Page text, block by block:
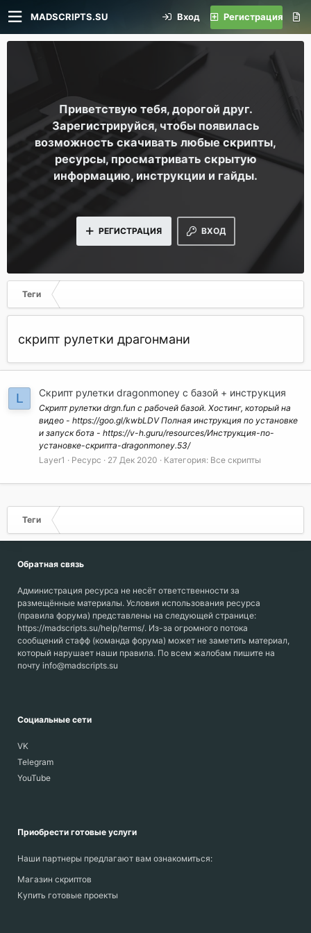
MADSCRIPTS.SU Вход Регистрация
Приветствую тебя, дорогой друг.
Зарегистрируйся, чтобы появилась
возможность скачивать любые скрипты,
ресурсы, просматривать скрытую
информацию, инструкции и гайды.
ВХОД
РЕГИСТРАЦИЯ
Теги
скрипт рулетки драгонмани
L Скрипт рулетки dragonmoney с базой + инструкция
Скрипт рулетки drgn.fun с рабочей базой. Хостинг, который на
видео - https://goo.gl/kwbLDV Полная инструкция по установке
и запуск бота - https://v-h.guru/resources/Инструкция-по-
установке-скрипта-dragonmoney.53/
Layer1
Ресурс 27 Дек 2020 Категория: Все скрипты
Теги
Обратная связь
Администрация ресурса не несёт ответственности за
размещённые материалы. Условия использования ресурса
(правила форума) представлены на следующей странице:
https://madscripts.su/help/terms/. Из-за огромного потока
сообщений стафф (команда форума) может не заметить материал,
который нарушает наши правила. По всем жалобам пишите на
почту info@madscripts.su
Социальные сети
VK
Telegram
YouTube
Приобрести готовые услуги
Наши партнеры предлагают вам ознакомиться:
Магазин скриптов
Купить готовые проекты